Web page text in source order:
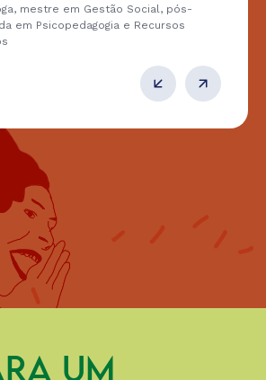
mestre em Gestão Social, pós-
em Psicopedagogia e Recursos
UM